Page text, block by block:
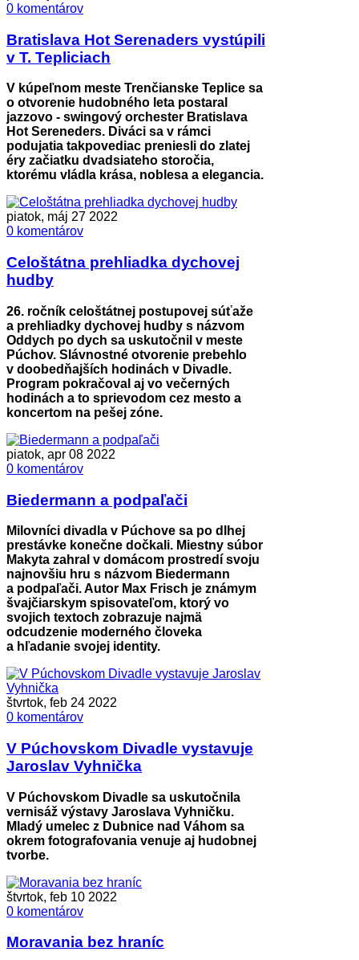
0 komentárov
Bratislava Hot Serenaders vystúpili
v T. Tepliciach
V kúpeľnom meste Trenčianske Teplice sa
o otvorenie hudobného leta postaral
jazzovo - swingový orchester Bratislava
Hot Sereneders. Diváci sa v rámci
podujatia takpovediac preniesli do zlatej
éry začiatku dvadsiateho storočia,
ktorému vládla krása, noblesa a elegancia.
piatok, máj 27 2022
0 komentárov
Celoštátna prehliadka dychovej
hudby
26. ročník celoštátnej postupovej súťaže
a prehliadky dychovej hudby s názvom
Oddych po dych sa uskutočnil v meste
Púchov. Slávnostné otvorenie prebehlo
v doobedňajších hodinách v Divadle.
Program pokračoval aj vo večerných
hodinách a to sprievodom cez mesto a
koncertom na pešej zóne.
piatok, apr 08 2022
0 komentárov
Biedermann a podpaľači
Milovníci divadla v Púchove sa po dlhej
prestávke konečne dočkali. Miestny súbor
Makyta zahral v domácom prostredí svoju
najnovšiu hru s názvom Biedermann
a podpaľači. Autor Max Frisch je známym
švajčiarskym spisovateľom, ktorý vo
svojich textoch zobrazuje najmä
odcudzenie moderného človeka
a hľadanie svojej identity.
štvrtok, feb 24 2022
0 komentárov
V Púchovskom Divadle vystavuje
Jaroslav Vyhnička
V Púchovskom Divadle sa uskutočnila
vernisáž výstavy Jaroslava Vyhničku.
Mladý umelec z Dubnice nad Váhom sa
okrem fotografovania venuje aj hudobnej
tvorbe.
štvrtok, feb 10 2022
0 komentárov
Moravania bez hraníc